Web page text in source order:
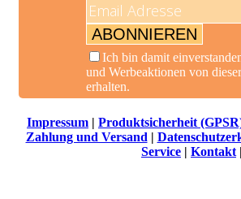
ABONNIEREN
Ich bin damit
und Werbeaktionen von
erhalten.
Impressum | Produktsicherheit
Zahlung und Versand |
Service | Kontakt |